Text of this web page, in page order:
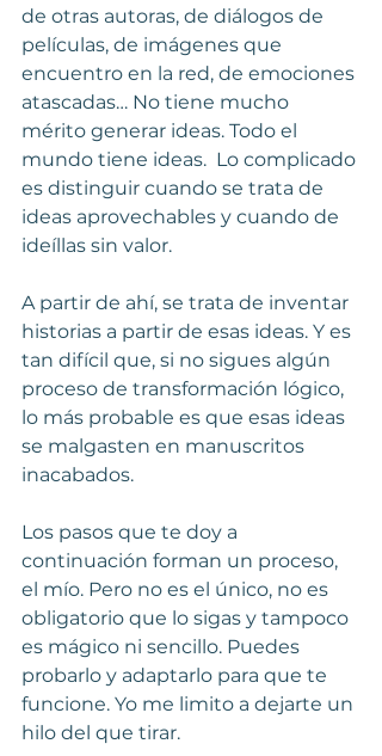
de otras autoras, de diálogos de
películas, de imágenes que
encuentro en la red, de emociones
atascadas… No tiene mucho
mérito generar ideas. Todo el
mundo tiene ideas.  Lo complicado
es distinguir cuando se trata de
ideas aprovechables y cuando de
ideíllas sin valor.
A partir de ahí, se trata de inventar
historias a partir de esas ideas. Y es
tan difícil que, si no sigues algún
proceso de transformación lógico,
lo más probable es que esas ideas
se malgasten en manuscritos
inacabados.
Los pasos que te doy a
continuación forman un proceso,
el mío. Pero no es el único, no es
obligatorio que lo sigas y tampoco
es mágico ni sencillo. Puedes
probarlo y adaptarlo para que te
funcione. Yo me limito a dejarte un
hilo del que tirar.